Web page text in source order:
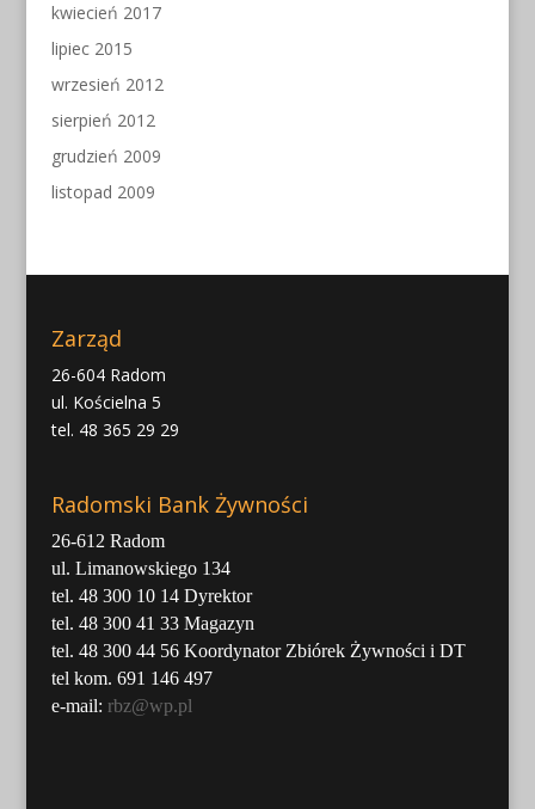
kwiecień 2017
lipiec 2015
wrzesień 2012
sierpień 2012
grudzień 2009
listopad 2009
Zarząd
26-604 Radom
ul. Kościelna 5
tel. 48 365 29 29
Radomski Bank Żywności
26-612 Radom
ul. Limanowskiego 134
tel. 48 300 10 14 Dyrektor
tel. 48 300 41 33 Magazyn
tel. 48 300 44 56 Koordynator Zbiórek Żywności i DT
tel kom. 691 146 497
e-mail: rbz@wp.pl